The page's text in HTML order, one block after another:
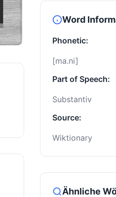
Word
Phonetic:
[ma.ni]
Part of Speech:
Substantiv
Source:
Wiktionary
Ähnliche